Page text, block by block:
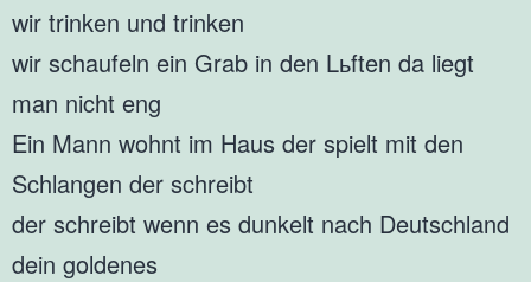
wir trinken und trinken
wir schaufeln ein Grab in den Lьften da liegt
man nicht eng
Ein Mann wohnt im Haus der spielt mit den
Schlangen der schreibt
der schreibt wenn es dunkelt nach Deutschland
dein goldenes